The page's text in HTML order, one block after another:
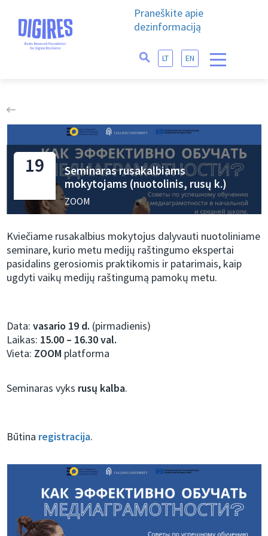
Praneškite apie
dezinformaciją
LT EN
19
Seminaras rusakalbiams
mokytojams (nuotolinis, rusų k.)
ZOOM
Kviečiame rusakalbius mokytojus dalyvauti nuotoliniame
seminare, kurio metu medijų raštingumo ekspertai
pasidalins gerosiomis praktikomis ir patarimais, kaip
ugdyti vaikų medijų raštingumą pamokų metu.
Data:vasario 19 d. (pirmadienis)
Laikas: 15.00 – 16.30 val.
Vieta: ZOOM platforma
Seminaras vyks rusų kalba.
Būtina registracija.